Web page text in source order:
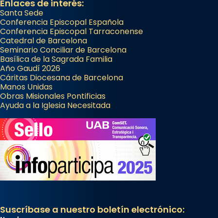
Enlaces de interés:
Santa Sede
Conferencia Episcopal Española
Conferencia Episcopal Tarraconense
Catedral de Barcelona
Seminario Conciliar de Barcelona
Basílica de la Sagrada Familia
Año Gaudí 2026
Cáritas Diocesana de Barcelona
Manos Unidas
Obras Misionales Pontificias
Ayuda a la Iglesia Necesitada
Suscríbase a nuestro boletín electrónico: